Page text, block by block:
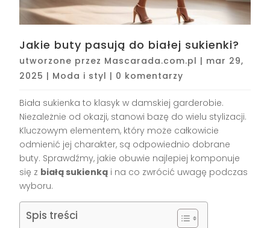
Jakie buty pasują do białej sukienki?
utworzone przez Mascarada.com.pl | mar 29,
2025 | Moda i styl | 0 komentarzy
Biała sukienka to klasyk w damskiej garderobie.
Niezależnie od okazji, stanowi bazę do wielu stylizacji.
Kluczowym elementem, który może całkowicie
odmienić jej charakter, są odpowiednio dobrane
buty. Sprawdźmy, jakie obuwie najlepiej komponuje
się z białą sukienką i na co zwrócić uwagę podczas
wyboru.
Spis treści